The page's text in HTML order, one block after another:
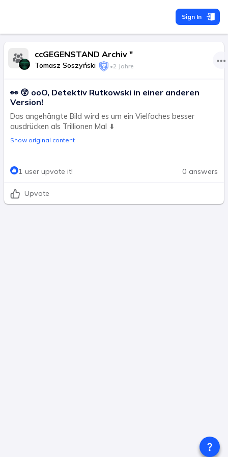
Sign In
ccGEGENSTAND Archiv "
Tomasz Soszyński •2 Jahre
👀 😲 ooO, Detektiv Rutkowski in einer anderen
Version!
Das angehängte Bild wird es um ein Vielfaches besser
ausdrücken als Trillionen Mal ⬇
Show original content
1 user upvote it! 0 answers
Upvote